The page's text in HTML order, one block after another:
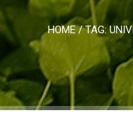
HOME/ TAG: